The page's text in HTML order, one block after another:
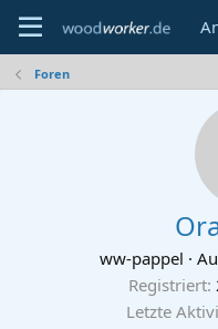
Foren
ww-pappel ·
Registriert
Letzte